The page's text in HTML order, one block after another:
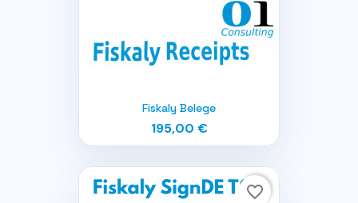
Fiskaly Belege
195,00 €
favorite_border